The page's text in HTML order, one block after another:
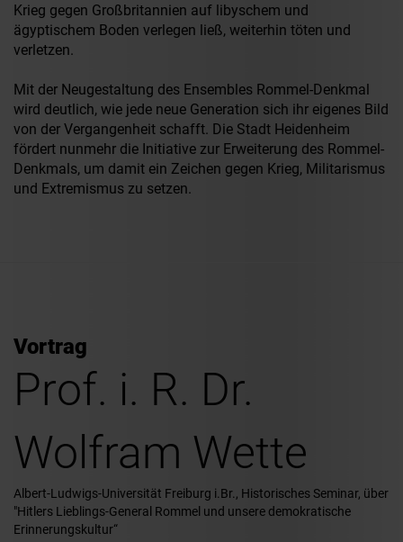
Krieg gegen Großbritannien auf libyschem und
ägyptischem Boden verlegen ließ, weiterhin töten und
verletzen.
Mit der Neugestaltung des Ensembles Rommel-Denkmal
wird deutlich, wie jede neue Generation sich ihr eigenes Bild
von der Vergangenheit schafft. Die Stadt Heidenheim
fördert nunmehr die Initiative zur Erweiterung des Rommel-
Denkmals, um damit ein Zeichen gegen Krieg, Militarismus
und Extremismus zu setzen.
Vortrag
Prof. i. R. Dr.
Wolfram Wette
Albert-Ludwigs-Universität Freiburg i.Br., Historisches Seminar, über
"Hitlers Lieblings-General Rommel und unsere demokratische
Erinnerungskultur“